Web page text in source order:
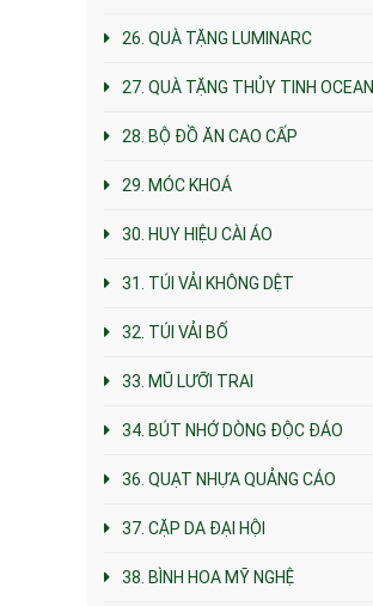
26. QUÀ TẶNG LUMINARC
27. QUÀ TẶNG THỦY TINH OCEAN
28. BỘ ĐỒ ĂN CAO CẤP
29. MÓC KHOÁ
30. HUY HIỆU CÀI ÁO
31. TÚI VẢI KHÔNG DỆT
32. TÚI VẢI BỐ
33. MŨ LƯỠI TRAI
34. BÚT NHỚ DÒNG ĐỘC ĐÁO
36. QUẠT NHỰA QUẢNG CÁO
37. CẶP DA ĐẠI HỘI
38. BÌNH HOA MỸ NGHỆ